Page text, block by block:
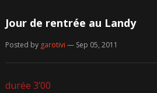
Jour de rentrée au Landy
Posted by garotivi — Sep 05, 2011
durée 3’00